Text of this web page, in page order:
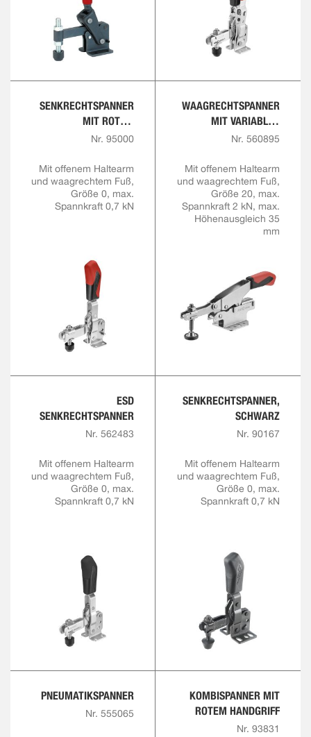
SENKRECHTSPANNER
MIT ROTEM
HANDGRIFF
Nr. 95000
Mit offenem Haltearm
und waagrechtem Fuß,
Größe 0, max.
Spannkraft 0,7 kN
WAAGRECHTSPANNER
MIT VARIABLER
SPANNHÖHE
Nr. 560895
Mit offenem Haltearm
und waagrechtem Fuß,
Größe 20, max.
Spannkraft 2 kN, max.
Höhenausgleich 35
mm
ESD
SENKRECHTSPANNER
Nr. 562483
Mit offenem Haltearm
und waagrechtem Fuß,
Größe 0, max.
Spannkraft 0,7 kN
SENKRECHTSPANNER,
SCHWARZ
Nr. 90167
Mit offenem Haltearm
und waagrechtem Fuß,
Größe 0, max.
Spannkraft 0,7 kN
PNEUMATIKSPANNER
Nr. 555065
KOMBISPANNER MIT
ROTEM HANDGRIFF
Nr. 93831